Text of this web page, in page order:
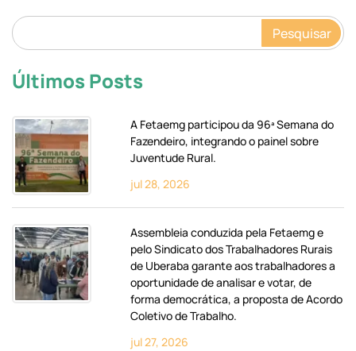
Pesquisar
Últimos Posts
A Fetaemg participou da 96ª Semana do
Fazendeiro, integrando o painel sobre
Juventude Rural.
jul 28, 2026
Assembleia conduzida pela Fetaemg e
pelo Sindicato dos Trabalhadores Rurais
de Uberaba garante aos trabalhadores a
oportunidade de analisar e votar, de
forma democrática, a proposta de Acordo
Coletivo de Trabalho.
jul 27, 2026